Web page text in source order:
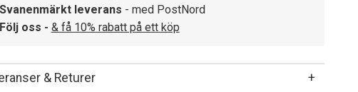
Svanenmärkt leverans - med PostNord
Följ oss - & få 10% rabatt på ett köp
& Returer